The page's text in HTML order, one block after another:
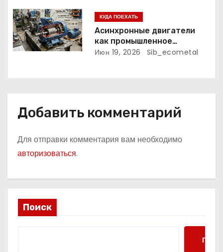
и
с
я
КУДА ПОЕХАТЬ
Асинхронные двигатели
как промышленное
оборудование: принцип
Июн 19, 2026 Sib_ecometal
Добавить комментарий
Для отправки комментария вам необходимо
авторизоваться.
Поиск
Поиск